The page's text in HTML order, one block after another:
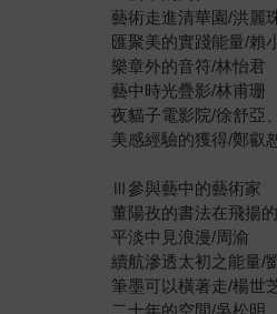
藝術走進清華園/洪麗
匯聚美的實踐能量/賴
樂章外的音符/林怡君
藝中時光疊影/林甫珊
夜貓子電影院/徐舒亞
美感經驗的獲得/鄭叡
Ⅲ參與藝中的藝術家
董陽孜的書法在飛揚
平淡中見浪漫/周渝
續航滲透太初之能量/
筆墨可以橫著走/楊世